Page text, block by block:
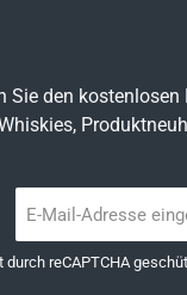
Sie den
Mail-
durch reCAPTCHA